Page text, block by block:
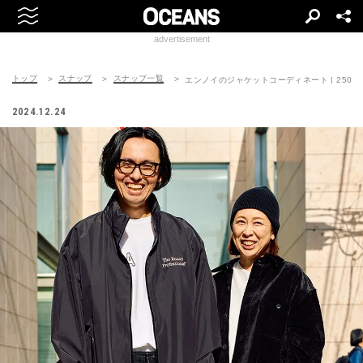
advertisement
トップ スナップ スナップ一覧 エンノイのジャケットコーディネート |
2024.12.24